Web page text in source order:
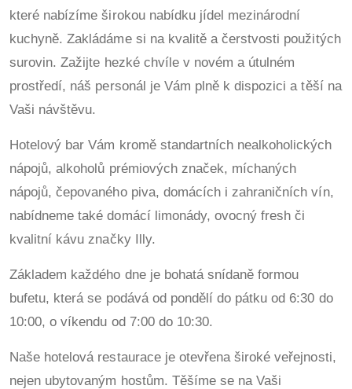
které nabízíme širokou nabídku jídel mezinárodní
kuchyně. Zakládáme si na kvalitě a čerstvosti použitých
surovin. Zažijte hezké chvíle v novém a útulném
prostředí, náš personál je Vám plně k dispozici a těší na
Vaši návštěvu.
Hotelový bar Vám kromě standartních nealkoholických
nápojů, alkoholů prémiových značek, míchaných
nápojů, čepovaného piva, domácích i zahraničních vín,
nabídneme také domácí limonády, ovocný fresh či
kvalitní kávu značky Illy.
Základem každého dne je bohatá snídaně formou
bufetu, která se podává od pondělí do pátku od 6:30 do
10:00, o víkendu od 7:00 do 10:30.
Naše hotelová restaurace je otevřena široké veřejnosti,
nejen ubytovaným hostům. Těšíme se na Vaši